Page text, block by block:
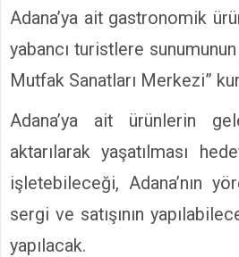
Adana’ya ait gastronomik
yabancı turistlere
Mutfak Sanatları Merkezi”
Adana’ya ait ürünlerin
aktarılarak yaşatılması
işletebileceği, Adana’nın
sergi ve satışının
yapılacak.